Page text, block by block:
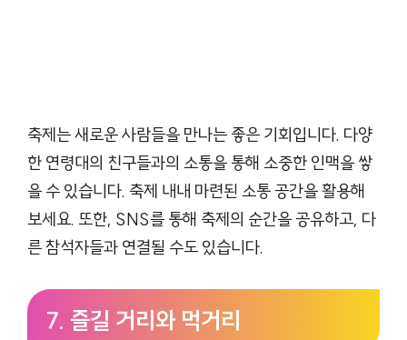
축제는 새로운 사람들을 만나는 좋은 기회입니다. 다양
한 연령대의 친구들과의 소통을 통해 소중한 인맥을 쌓
을 수 있습니다. 축제 내내 마련된 소통 공간을 활용해
보세요. 또한, SNS를 통해 축제의 순간을 공유하고, 다
른 참석자들과 연결될 수도 있습니다.
7. 즐길 거리와 먹거리